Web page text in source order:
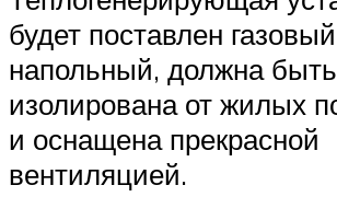
будет поставлен
напольный, должна быть
изолирована от жилых
и оснащена прекрасной
вентиляцией.